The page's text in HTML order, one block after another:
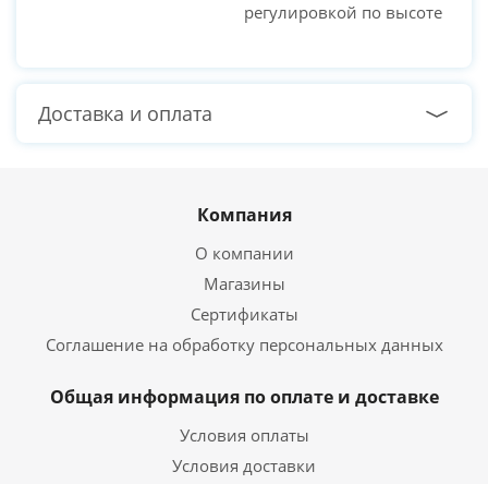
регулировкой по высоте
Доставка и оплата
Компания
О компании
Магазины
Сертификаты
Соглашение на обработку персональных данных
Общая информация по оплате и доставке
Условия оплаты
Условия доставки